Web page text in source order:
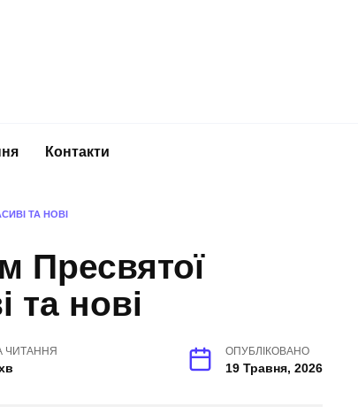
Контакти
ТА НОВІ
Пресвятої
та нові
ЧИТАННЯ ОПУБЛІКОВАНО
19 Травня, 2026